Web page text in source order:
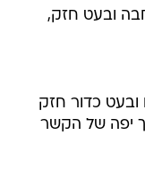
ובעט חזק,
כדור חזק
יפה של הקשר